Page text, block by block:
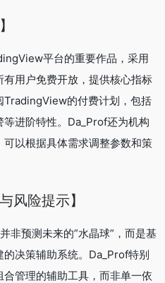
平台的重要作品，采用
用户免费开放，提供核心指标
TradingView的付费计划，包括
进阶特性。Da_Prof还为机构
以根据具体需求调整参数和策
风险提示】
非预测未来的”水晶球”，而是基
决策辅助系统。Da_Prof特别
管理的辅助工具，而非单一依